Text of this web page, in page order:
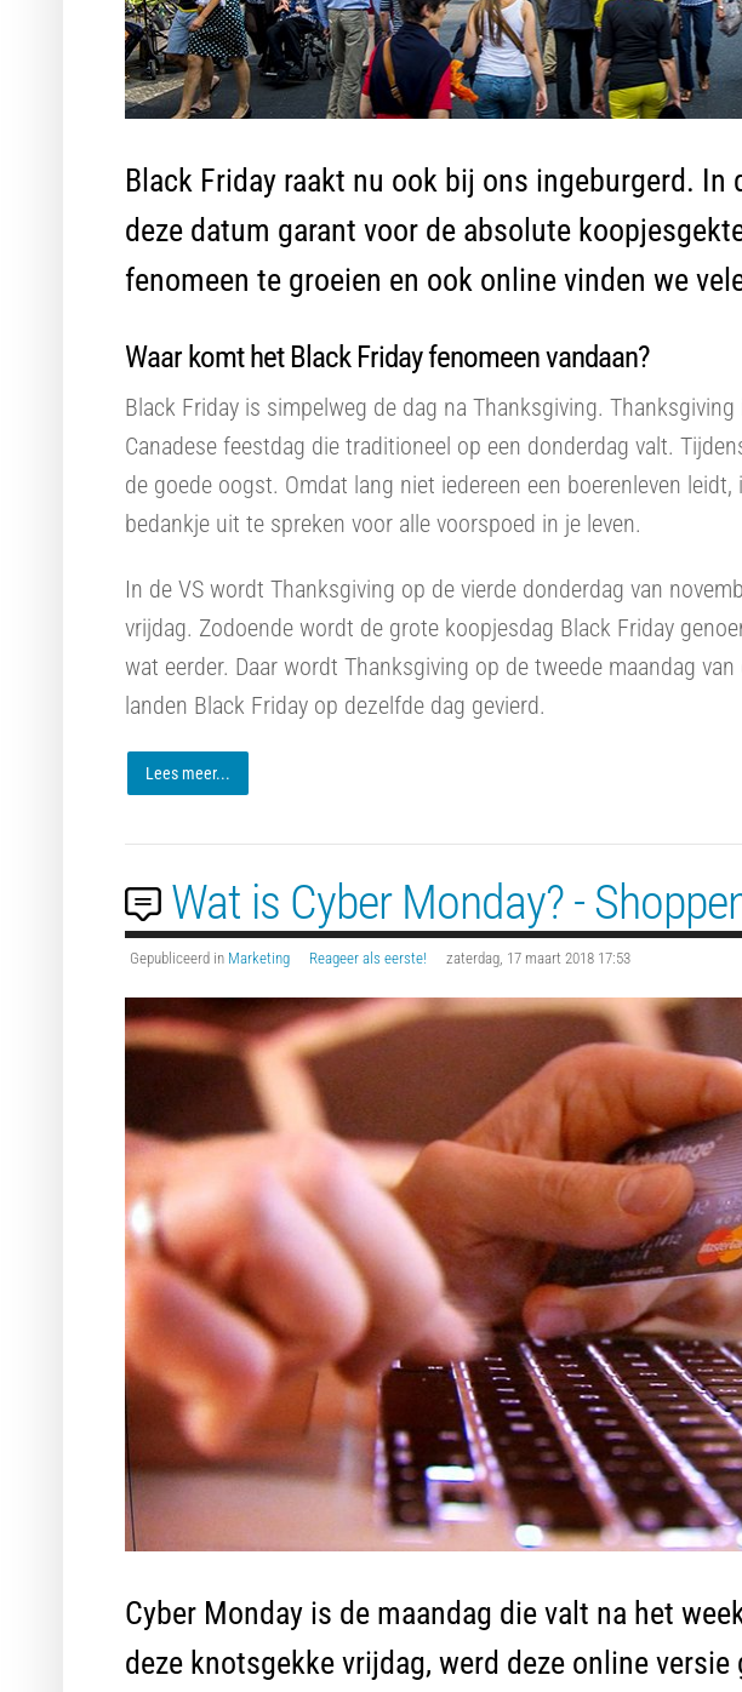
Black Friday raakt nu ook bij ons ingeburgerd. In
deze datum garant voor de absolute
fenomeen te groeien en ook online vinden we
Waar komt het Black Friday fenomeen vandaan?
Black Friday is simpelweg de dag na Thanksgiving.
Canadese feestdag die traditioneel op een donderdag valt.
de goede oogst. Omdat lang niet iedereen een boerenleven
bedankje uit te spreken voor alle voorspoed in je leven.
In de VS wordt Thanksgiving op de vierde donderdag van
vrijdag. Zodoende wordt de grote koopjesdag Black Friday
wat eerder. Daar wordt Thanksgiving op de tweede maandag
landen Black Friday op dezelfde dag gevierd.
Lees meer...
Wat is Cyber Monday? -
Gepubliceerd in Marketing Reageer als eerste! zaterdag, 17 maart 2018 17:53
Cyber Monday is de maandag die valt na het
deze knotsgekke vrijdag, werd deze online